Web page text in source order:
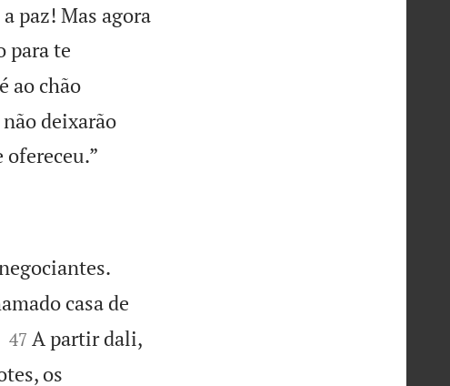
paz! Mas agora
para te
ao chão
deixarão


casa de

47 A partir dali,
os